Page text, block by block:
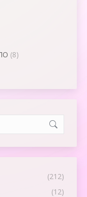
(8)
(212)
(12)